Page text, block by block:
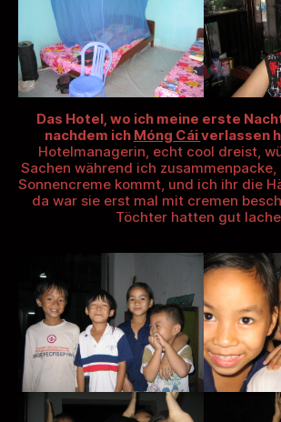
Das Hotel, wo ich meine erste
nachdem ich Móng Cáiverlassen
Hotelmanagerin, echt cool dreist,
Sachen während ich zusammenpacke,
Sonnencreme kommt, und ich ihr die
da war sie erst mal mit cremen
Töchter hatten gut